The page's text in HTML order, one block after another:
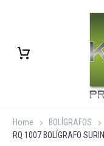
Home BOLÍGRAFOS
RQ 1007 BOLÍGRAFO SURIN